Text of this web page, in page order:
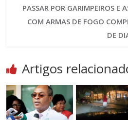
PASSAR POR GARIMPEIROS E
COM ARMAS DE FOGO
DE
Artigos